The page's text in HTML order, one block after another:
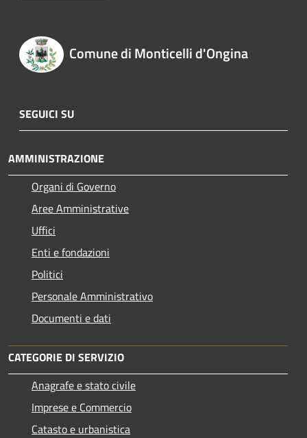
Comune di Monticelli d'Ongina
SEGUICI SU
AMMINISTRAZIONE
Organi di Governo
Aree Amministrative
Uffici
Enti e fondazioni
Politici
Personale Amministrativo
Documenti e dati
CATEGORIE DI SERVIZIO
Anagrafe e stato civile
Imprese e Commercio
Catasto e urbanistica